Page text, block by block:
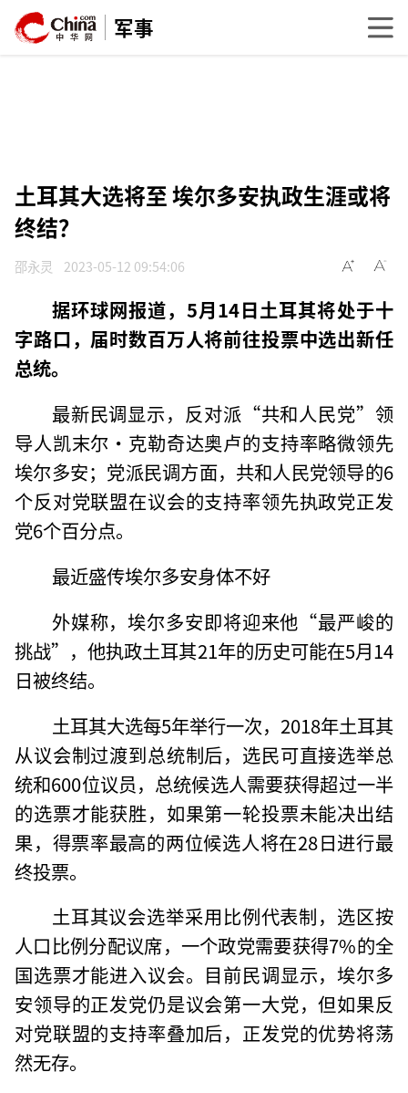
军事
土耳其大选将至 埃尔多安执政生涯或将
终结？
邵永灵 2023-05-12 09:54:06
据环球网报道，5月14日土耳其将处于十
字路口，届时数百万人将前往投票中选出新任
总统。
最新民调显示，反对派“共和人民党”领
导人凯末尔·克勒奇达奥卢的支持率略微领先
埃尔多安；党派民调方面，共和人民党领导的6
个反对党联盟在议会的支持率领先执政党正发
党6个百分点。
最近盛传埃尔多安身体不好
外媒称，埃尔多安即将迎来他“最严峻的
挑战”，他执政土耳其21年的历史可能在5月14
日被终结。
土耳其大选每5年举行一次，2018年土耳其
从议会制过渡到总统制后，选民可直接选举总
统和600位议员，总统候选人需要获得超过一半
的选票才能获胜，如果第一轮投票未能决出结
果，得票率最高的两位候选人将在28日进行最
终投票。
土耳其议会选举采用比例代表制，选区按
人口比例分配议席，一个政党需要获得7%的全
国选票才能进入议会。目前民调显示，埃尔多
安领导的正发党仍是议会第一大党，但如果反
对党联盟的支持率叠加后，正发党的优势将荡
然无存。